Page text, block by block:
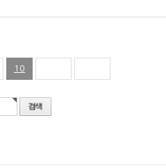
10